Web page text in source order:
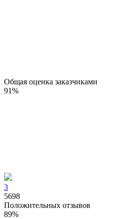
Общая оценка заказчиками
91%
3
5698
Положительных отзывов
89%